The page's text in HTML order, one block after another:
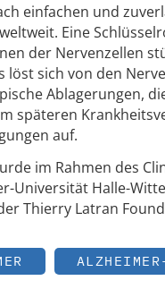
einfachen und
Eine
der Nervenzellen
löst sich von den
Ablagerungen,
späteren
auf.
im Rahmen des
Universität Halle-
Thierry Latran